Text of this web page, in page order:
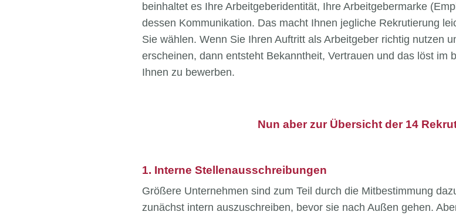
beinhaltet es Ihre Arbeitgeberidentität, Ihre Arbeitgebermarke
dessen Kommunikation. Das macht Ihnen jegliche Rekrutierung
Sie wählen. Wenn Sie Ihren Auftritt als Arbeitgeber richtig nutzen
erscheinen, dann entsteht Bekanntheit, Vertrauen und das löst im
Ihnen zu bewerben.
Nun aber zur Übersicht der 14
1. Interne Stellenausschreibungen
Größere Unternehmen sind zum Teil durch die Mitbestimmung
zunächst intern auszuschreiben, bevor sie nach Außen gehen.